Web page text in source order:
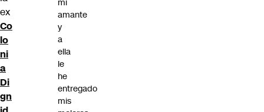
ex
Co
lo
ni
a
Di
gn
mi
amante
y
a
ella
le
he
entregado
mis